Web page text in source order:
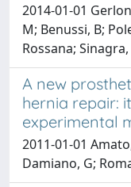
2014-01-01
M; Benussi, B;
Rossana;
A new
hernia repair:
experimental
2011-01-01
Damiano, G;